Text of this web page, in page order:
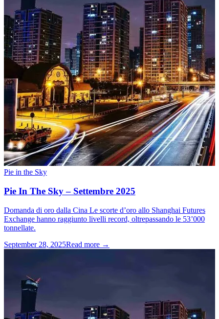
Pie in the Sky
Pie In The Sky – Settembre 2025
Domanda di oro dalla Cina Le scorte d’oro allo Shanghai Futures
Exchange hanno raggiunto livelli record, oltrepassando le 53’000
tonnellate.
September 28, 2025Read more →